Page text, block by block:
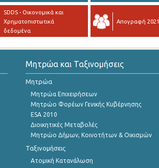
SDDS - Οικονομικά και
Χρηματοπιστωτικά
δεδομένα
Απογραφή 2021
Μητρώα και Ταξινομήσεις
Μητρώα
Μητρώα Επιχειρήσεων
Μητρώο Φορέων Γενικής Κυβέρνησης
ESA 2010
Διοικητικές Μεταβολές
Μητρώο Δήμων, Κοινοτήτων & Οικισμών
Ταξινομήσεις
Ατομική Κατανάλωση